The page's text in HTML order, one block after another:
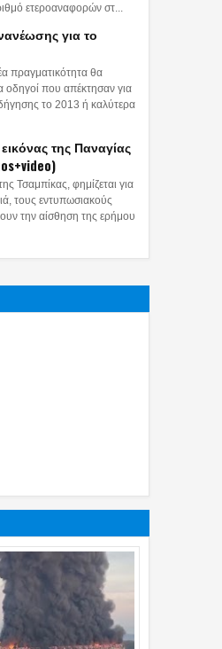
ετεροαναφορών στ...
για το
πραγματικότητα θα
οδηγοί που απέκτησαν για
το 2013 ή καλύτερα
της Παναγίας
Τσαμπίκας, φημίζεται για
τους εντυπωσιακούς
την αίσθηση της ερήμου